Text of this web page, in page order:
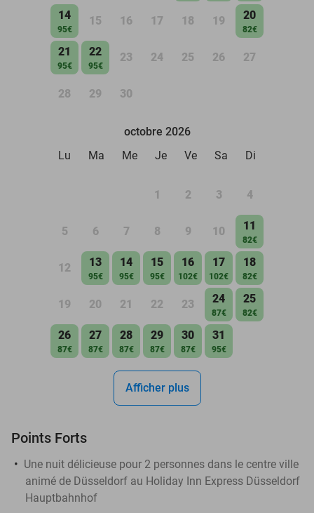
14
95€
15 16 17 18 19 20
82€
21
95€
22
95€
23 24 25 26 27
28 29 30
octobre 2026
Lu
Ma Me Je Ve Sa Di
1 2 3 4
5 6 7 8 9 10 11
82€
12 13
95€
14
95€
15
95€
16
102€
17
102€
18
82€
19 20 21 22 23 24
87€
25
82€
26
87€
27
87€
28
87€
29
87€
30
87€
31
95€
Afficher plus
Points Forts
Une nuit délicieuse pour 2 personnes dans le centre ville
animé de Düsseldorf au Holiday Inn Express Düsseldorf
Hauptbahnhof